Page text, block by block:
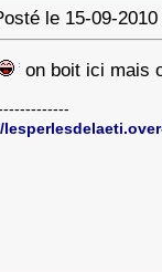
le 15-09-
on boit ici mais